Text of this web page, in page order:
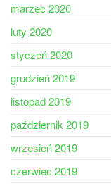
marzec 2020
luty 2020
styczeń 2020
grudzień 2019
listopad 2019
październik 2019
wrzesień 2019
czerwiec 2019